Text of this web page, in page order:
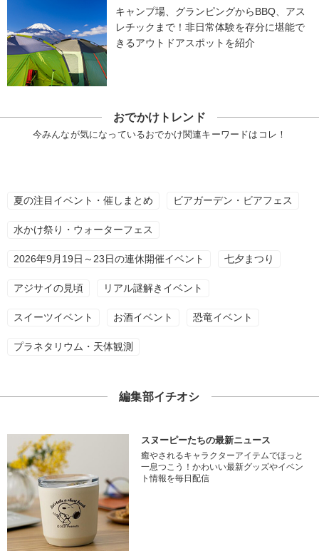
キャンプ場、グランピングからBBQ、アス
レチックまで！非日常体験を存分に堪能で
きるアウトドアスポットを紹介
おでかけトレンド
今みんなが気になっているおでかけ関連キーワードはコレ！
夏の注目イベント・催しまとめ ビアガーデン・ビアフェス
水かけ祭り・ウォーターフェス
2026年9月19日～23日の連休開催イベント 七夕まつり
アジサイの見頃 リアル謎解きイベント
スイーツイベント お酒イベント 恐竜イベント
プラネタリウム・天体観測
編集部イチオシ
スヌーピーたちの最新ニュース
癒やされるキャラクターアイテムでほっと
一息つこう！かわいい最新グッズやイベン
ト情報を毎日配信